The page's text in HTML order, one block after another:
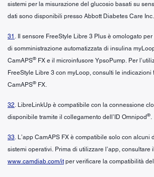
sistemi per la misurazione del glucosio basati su
dati sono disponibili presso Abbott Diabetes Care Inc.
31 . Il sensore FreeStyle Libre 3 Plus è omologato
di somministrazione automatizzata di insulina
CamAPS® FX e il microinfusore YpsoPump. Per
FreeStyle Libre 3 con myLoop, consulti le indicazioni
CamAPS® FX.
32. LibreLinkUp è compatibile con la connessione
disponibile tramite il collegamento dell’ID Omnipod®.
33. L’app CamAPS FX è compatibile solo con alcuni
sistemi operativi. Prima di utilizzare l’app, consultare
www.camdiab.com/it per verificare la compatibilità